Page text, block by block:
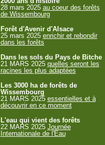
28 mars 2025 au coeur des forêts
de Wissembourg
Forêt d'Avenir d'Alsace
25 mars 2025 enrichir et rebondir
dans les forêts
Dans les sols du Pays de Bitche
21 MARS 2025 quelles seront les
racines les plus adaptées
Les 3000 ha de forêts de
Wissembourg
21 MARS 2025 essentielles et à
découvrir en ce moment
L'eau qui vient des forêts
22 MARS 2025 Journée
Internationale de l'Eau